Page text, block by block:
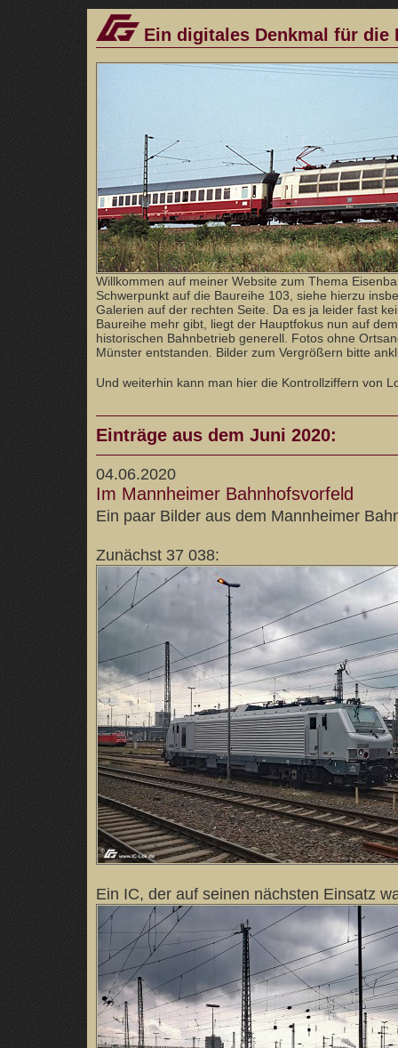
Ein digitales Denkmal für die
Willkommen auf meiner Website zum Thema
Schwerpunkt auf die Baureihe 103, siehe hierzu
Galerien auf der rechten Seite. Da es ja leider fast
Baureihe mehr gibt, liegt der Hauptfokus nun auf
historischen Bahnbetrieb generell. Fotos ohne
Münster entstanden. Bilder zum Vergrößern bitte
Und weiterhin kann man hier die Kontrollziffern von
Einträge aus dem Juni 2020:
04.06.2020
Im Mannheimer Bahnhofsvorfeld
Ein paar Bilder aus dem Mannheimer
Zunächst 37 038:
Ein IC, der auf seinen nächsten Einsatz